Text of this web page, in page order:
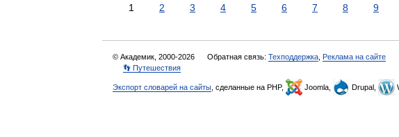
1 2 3 4 5 6 7 8 9
© Академик, 2000-2026 Обратная связь: Техподдержка Реклама на сайте
👣 Путешествия
Экспорт словарей на сайты , сделанные на PHP, Joomla, Drupal,